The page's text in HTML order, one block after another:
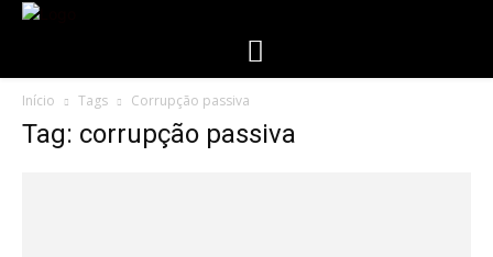
Início Tags Corrupção passiva
Tag: corrupção passiva